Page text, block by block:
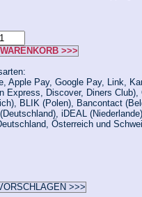
WARENKORB >>>
Apple Pay, Google Pay, Link,
Express, Discover, Diners Club),
BLIK (Polen), Bancontact
iDEAL
Österreich und
>>>